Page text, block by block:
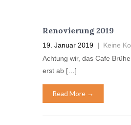
Renovierung 2019
19. Januar 2019 | Keine
Achtung wir, das Cafe
erst ab […]
Read More →